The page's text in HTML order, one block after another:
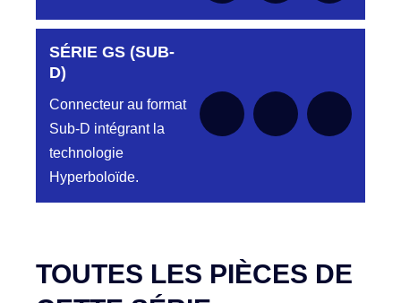
Aucune pièce disponible pour cette série pour
SÉRIE GS (SUB-
D)
Connecteur au format
Sub-D intégrant la
technologie
Hyperboloïde.
TOUTES LES PIÈCES DE